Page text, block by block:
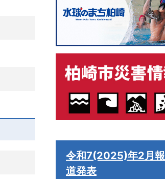
令和7(2025)年2月報
道発表